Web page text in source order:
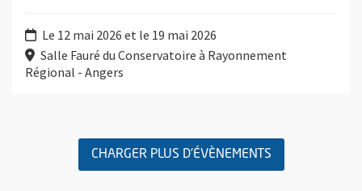
Le 12 mai 2026 et le 19 mai 2026
Salle Fauré du Conservatoire à Rayonnement
Régional - Angers
CHARGER PLUS D'ÉVÈNEMENTS